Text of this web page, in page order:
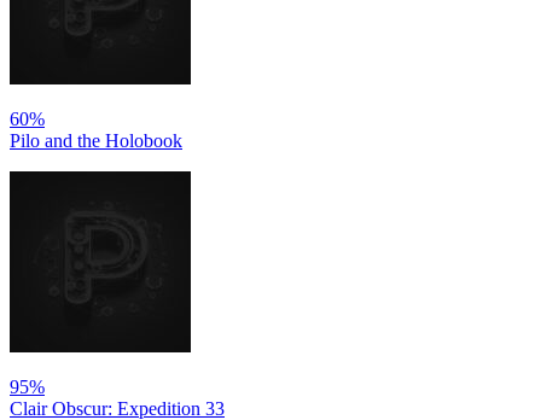
60%
Pilo and the Holobook
95%
Clair Obscur: Expedition 33